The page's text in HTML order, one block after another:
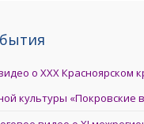
о XXX Красноярском
культуры «Покровские